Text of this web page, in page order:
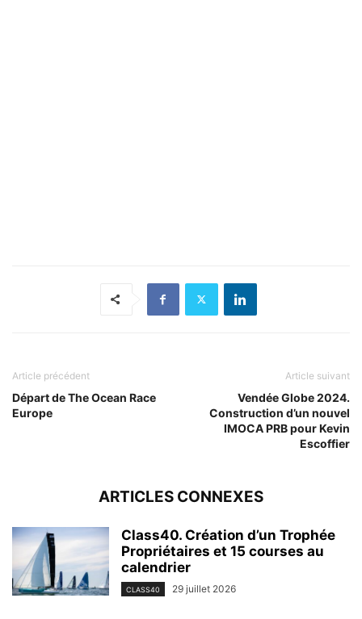
Article précédent
Départ de The Ocean Race
Europe
Article suivant
Vendée Globe 2024.
Construction d’un nouvel
IMOCA PRB pour Kevin
Escoffier
ARTICLES CONNEXES
Class40. Création d’un Trophée
Propriétaires et 15 courses au
calendrier
CLASS40 29 juillet 2026